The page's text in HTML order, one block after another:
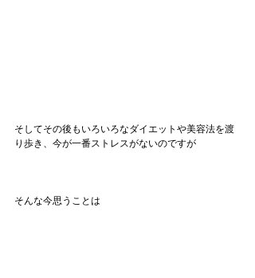
そしてその後もいろいろなダイエットや美容法を渡
り歩き、今が一番ストレスがないのですが
そんな今思うことは